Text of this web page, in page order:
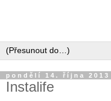
pondělí 14. října 2013
Instalife